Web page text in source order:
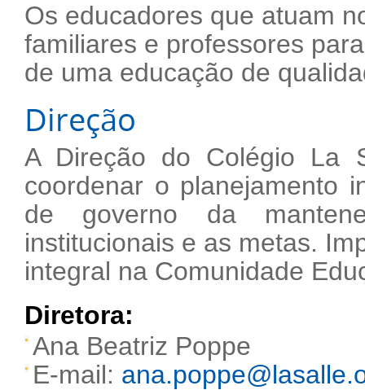
Os educadores que atuam
familiares e professores
de uma educação de
Direção
A Direção do Colégio La
coordenar o planejamento
de governo da
institucionais e as metas.
integral na Comunidade
Diretora:
Ana Beatriz Poppe
E-mail: